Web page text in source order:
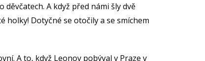
děvčatech. A když před námi šly dvě
holky! Dotyčné se otočily a se smíchem
A to, když Leonov pobýval v Praze v